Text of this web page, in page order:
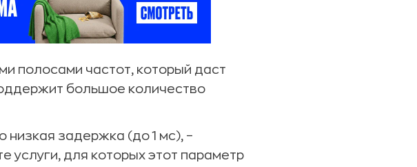
полосами частот, который даст
большое количество
низкая задержка (до 1 мс), –
услуги, для которых этот параметр